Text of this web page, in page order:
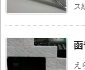
ス
え